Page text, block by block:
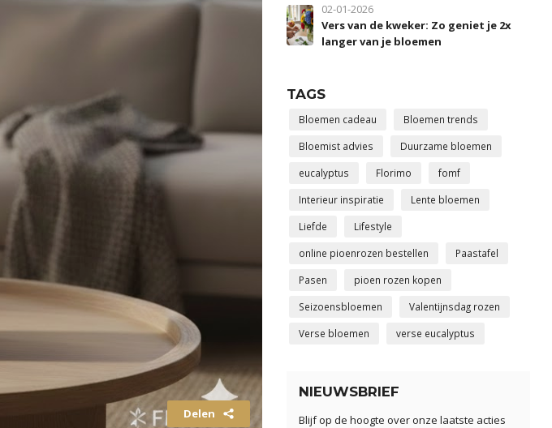
Delen
02-01-2026
Vers van de kweker: Zo geniet je 2x
langer van je bloemen
TAGS
Bloemen cadeau Bloemen trends
Bloemist advies Duurzame bloemen
eucalyptus Florimo fomf
Interieur inspiratie Lente bloemen
Liefde Lifestyle
online pioenrozen bestellen Paastafel
Pasen pioen rozen kopen
Seizoensbloemen Valentijnsdag rozen
Verse bloemen verse eucalyptus
NIEUWSBRIEF
Blijf op de hoogte over onze laatste acties